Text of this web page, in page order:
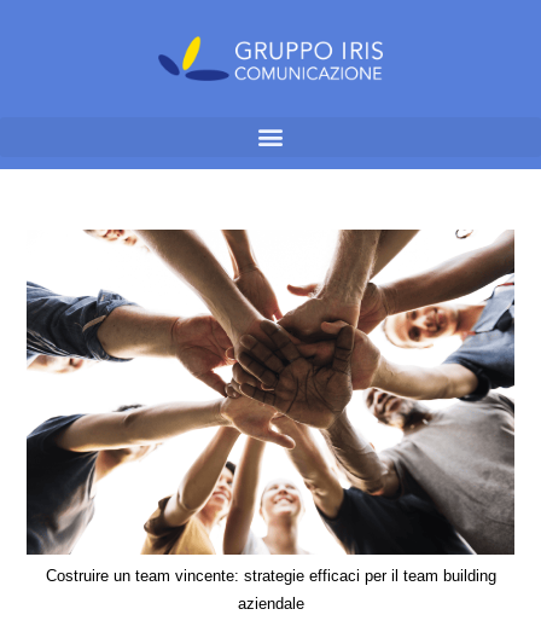
Costruire un team vincente: strategie efficaci per il team building
aziendale